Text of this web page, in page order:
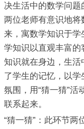
决生活中的数学问题
两位老师有意识地将
来，寓数学知识于
学知识以直观丰富
知识就在身边，生
了学生的记忆，以
氛围，用“猜一猜”
联系起来。
“猜一猜”：此环节两